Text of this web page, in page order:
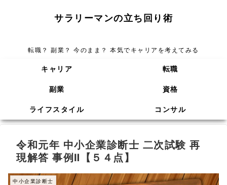
サラリーマンの立ち回り術
転職？ 副業？ 今のまま？ 本気でキャリアを考えてみる
キャリア 転職
副業 資格
ライフスタイル コンサル
令和元年 中小企業診断士 二次試験 再
現解答 事例Ⅱ【５４点】
中小企業診断士